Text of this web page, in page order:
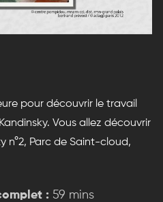
pour découvrir le travail
Vous allez découvrir
n°2, Parc de Saint-cloud,
: 59 mins